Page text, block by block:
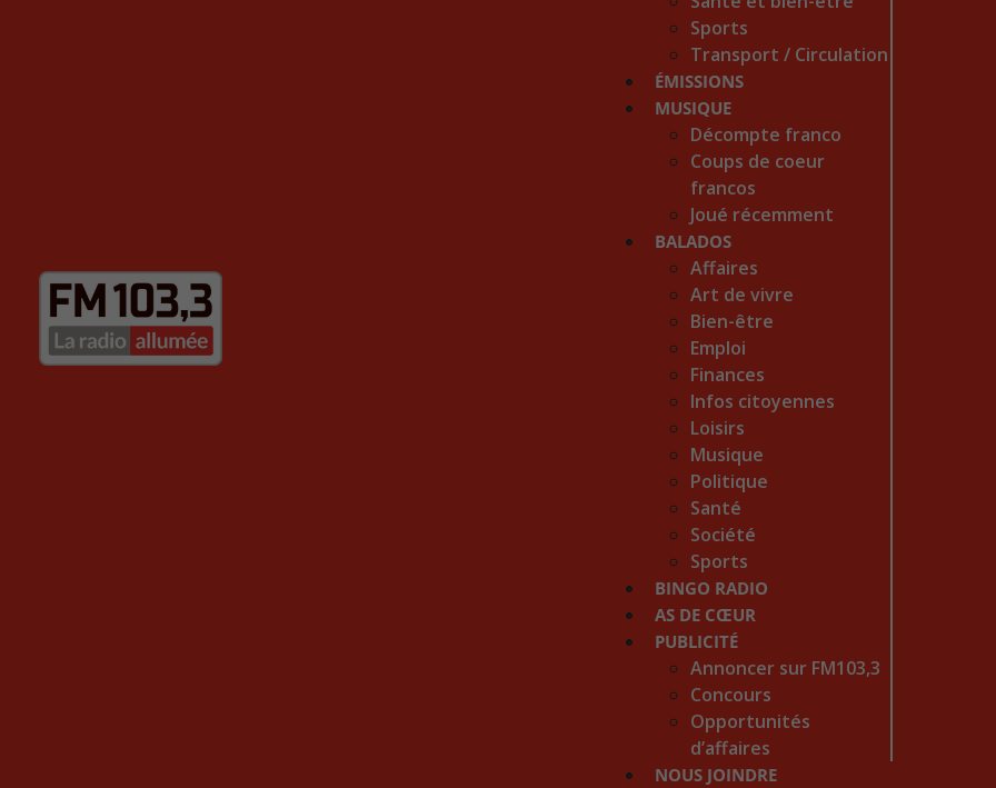
Sports
Transport / Circulation
ÉMISSIONS
MUSIQUE
Décompte franco
Coups de coeur
francos
Joué récemment
BALADOS
Affaires
Art de vivre
Bien-être
Emploi
Finances
Infos citoyennes
Loisirs
Musique
Politique
Santé
Société
Sports
BINGO RADIO
AS DE CŒUR
PUBLICITÉ
Annoncer sur FM103,3
Concours
Opportunités
d’affaires
NOUS JOINDRE